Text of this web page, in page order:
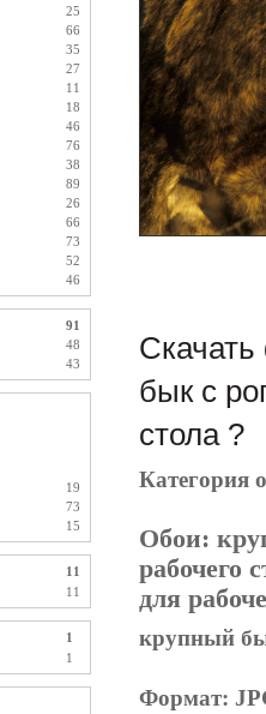
25
66
35
27
11
18
46
76
38
89
26
66
73
52
46
91
48
43
19
73
15
11
11
1
1
Скачать
бык с
стола ?
Категория
Обои:
рабочего
для
крупный
Формат: